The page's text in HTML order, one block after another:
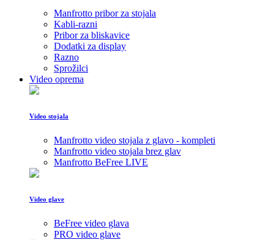
Manfrotto pribor za stojala
Kabli-razni
Pribor za bliskavice
Dodatki za display
Razno
Sprožilci
Video oprema
Video stojala
Manfrotto video stojala z glavo - kompleti
Manfrotto video stojala brez glav
Manfrotto BeFree LIVE
Video glave
BeFree video glava
PRO video glave